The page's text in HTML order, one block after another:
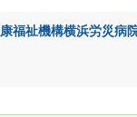
福祉機構横浜労災病